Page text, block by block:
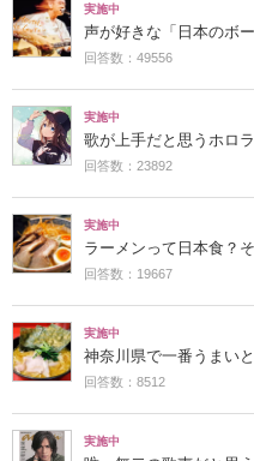
実施中
声が好きな「日本のボ
回答数：49556
実施中
歌が上手だと思うホロ
回答数：23892
実施中
ラーメンって日本食？
回答数：19667
実施中
神奈川県で一番うまい
回答数：8512
実施中